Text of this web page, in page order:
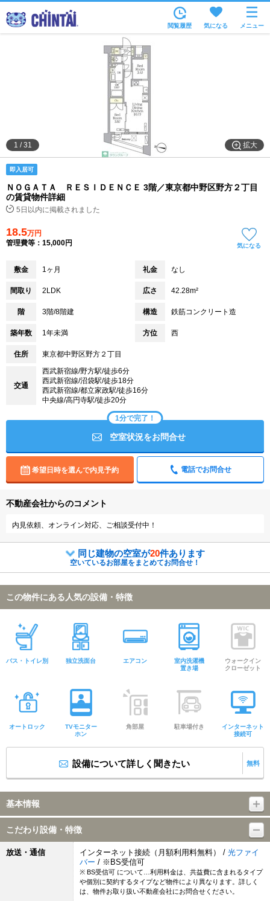
沿線・駅から
住所から
家賃相場から
通勤通学時間から
物件特集から
不動産会社から
閲覧履歴 気になる メニュー
拡大
1 /31
即入居可
ＮＯＧＡＴＡ ＲＥＳＩＤＥＮＣＥ 3階／東京都中野区野方２丁目
の賃貸物件詳細
5日以内に掲載されました
18.5万円
管理費等：15,000円
気になる
敷金 1ヶ月 礼金 なし
間取り 2LDK 広さ 42.28m²
階 3階/8階建 構造 鉄筋コンクリート造
築年数 1年未満 方位 西
住所 東京都中野区野方２丁目
交通
西武新宿線/野方駅/徒歩6分
西武新宿線/沼袋駅/徒歩18分
西武新宿線/都立家政駅/徒歩16分
中央線/高円寺駅/徒歩20分
1分で完了！
空室状況をお問合せ
希望日時を選んで内見予約 電話でお問合せ
不動産会社からのコメント
内見依頼、オンライン対応、ご相談受付中！
同じ建物の空室が20件あります
空いているお部屋をまとめてお問合せ！
この物件にある人気の設備・特徴
バス・トイレ別 独立洗面台 エアコン
室内洗濯機
置き場
ウォークイン
クローゼット
オートロック
TVモニター
ホン
角部屋 駐車場付き
インターネット
接続可
設備について詳しく聞きたい 無料
基本情報
こだわり設備・特徴
放送・通信 インターネット接続（月額利用料無料） / 光ファイ
バー / ※BS受信可
※ BS受信可 について…利用料金は、共益費に含まれるタイプ
や個別に契約するタイプなど物件により異なります。詳しく
は、物件お取り扱い不動産会社にお問合せください。